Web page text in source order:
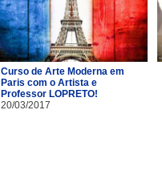
Curso de Arte Moderna em
Paris com o Artista e
Professor LOPRETO!
20/03/2017